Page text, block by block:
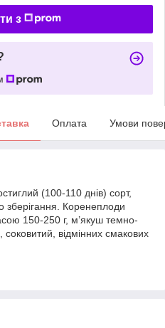
з
Оплата Умови
(100-110 днів) сорт,
зберігання. Коренеплоди
150-250 г, м’якуш темно-
відмінних смакових